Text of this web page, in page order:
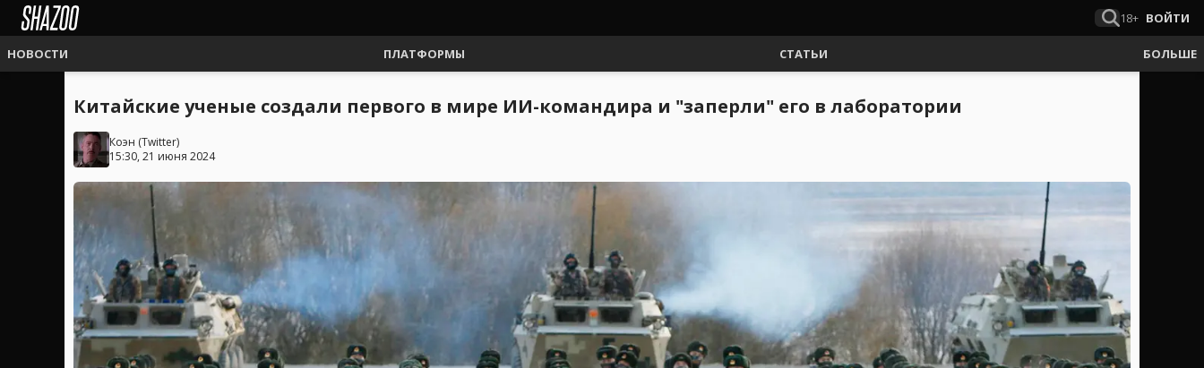
18+ ВОЙТИ
НОВОСТИ ПЛАТФОРМЫ СТАТЬИ БОЛЬШЕ
Китайские ученые создали первого в мире ИИ-командира и "заперли" его в лаборатории
Коэн (Twitter)
15:30, 21 июня 2024